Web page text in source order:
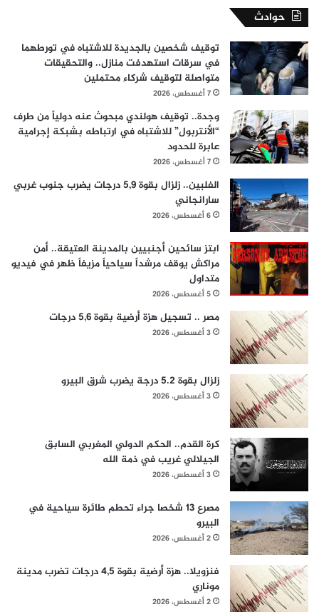
حوادث
توقيف شخصين بالجديدة للاشتباه في تورطهما
في سرقات استهدفت منازل.. والتحقيقات
متواصلة لتوقيف شركاء محتملين
7 أغسطس، 2026
وجدة.. توقيف هولندي مبحوث عنه دولياً من طرف
“الأنتربول” للاشتباه في ارتباطه بشبكة إجرامية
عابرة للحدود
7 أغسطس، 2026
الفلبين.. زلزال بقوة 5,9 درجات يضرب جنوب غربي
سارانجاني
6 أغسطس، 2026
ابتز سائحين أجنبيين بالمدينة العتيقة.. أمن
مراكش يوقف مرشداً سياحياً مزيفاً ظهر في فيديو
متداول
5 أغسطس، 2026
مصر .. تسجيل هزة أرضية بقوة 5,6 درجات
3 أغسطس، 2026
زلزال بقوة 5.2 درجة يضرب شرق البيرو
3 أغسطس، 2026
كرة القدم.. الحكم الدولي المغربي السابق
الجيلالي غريب في ذمة الله
3 أغسطس، 2026
مصرع 13 شخصا جراء تحطم طائرة سياحية في
البيرو
2 أغسطس، 2026
فنزويلا.. هزة أرضية بقوة 4,5 درجات تضرب مدينة
موناري
2 أغسطس، 2026